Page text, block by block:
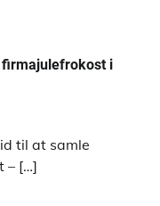
i
til at samle
– […]